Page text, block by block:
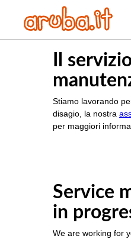
Il
Stiamo lavorando
disagio, la nostra
per maggiori
Service
in
We are working for